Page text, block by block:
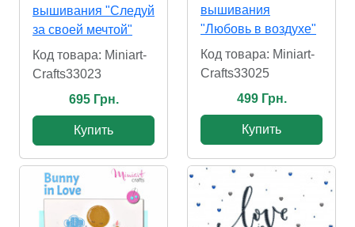
вышивания "Следуй
за своей мечтой"
Код товара: Miniart-
Crafts33023
695 Грн.
Купить
вышивания
"Любовь в воздухе"
Код товара: Miniart-
Crafts33025
499 Грн.
Купить